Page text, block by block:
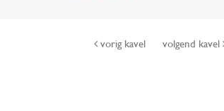
vorig kavel volgend kavel